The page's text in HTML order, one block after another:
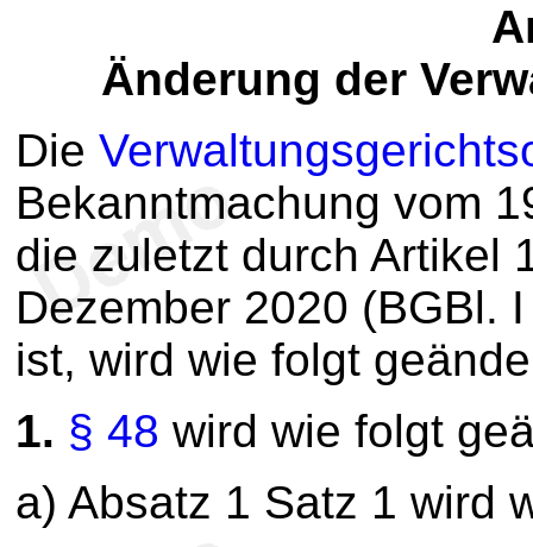
Änderung der
Die
Bekanntmachung vom
die zuletzt durch Artikel
Dezember 2020 (BGBl.
ist, wird wie folgt
1. § 48 wird wie folgt
a) Absatz 1 Satz 1 wird